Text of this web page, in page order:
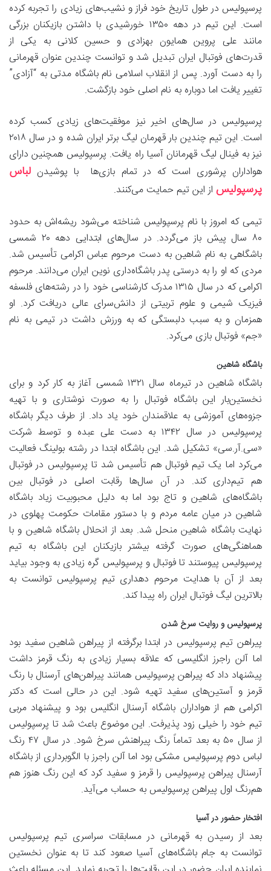
پرسپولیس در طول تاریخ خود فراز و نشیب‌های زیادی را تجربه کرده
است. این تیم در دهه ۱۳۵۰ خورشیدی با داشتن بازیکنان بزرگی
مانند علی پروین همایون بهزادی و حسین کلانی به یکی از
قدرت‌های فوتبال ایران تبدیل شد و توانست چندین عنوان قهرمانی
را به دست آورد. پس از انقلاب اسلامی نام باشگاه مدتی به “آزادی”
تغییر یافت اما دوباره به نام اصلی خود بازگشت.
پرسپولیس در سال‌های اخیر نیز موفقیت‌های زیادی کسب کرده
است. این تیم چندین بار قهرمان لیگ برتر ایران شده و در سال ۲۰۱۸
نیز به فینال لیگ قهرمانان آسیا راه یافت. پرسپولیس همچنین دارای
هواداران پرشوری است که در تمام بازی‌ها با پوشیدن لباس
پرسپولیس از این تیم حمایت می‌کنند.
تیمی که امروز با نام پرسپولیس شناخته می‌شود ریشه‌اش به حدود
۸۰ سال پیش باز می‌گردد. در سال‌های ابتدایی دهه ۲۰ شمسی
باشگاهی به نام شاهین به دست مرحوم عباس اکرامی تأسیس شد.
مردی که او را به درستی پدر باشگاه‌داری نوین ایران می‌دانند. مرحوم
اکرامی که در سال ۱۳۱۵ مدرک کارشناسی خود را در رشته‌های فلسفه
فیزیک شیمی و علوم تربیتی از دانش‌سرای عالی دریافت کرد. او
همزمان و به سبب دلبستگی که به ورزش داشت در تیمی به نام
«جم» فوتبال بازی می‌کرد.
باشگاه شاهین
باشگاه شاهین در تیرماه سال ۱۳۲۱ شمسی آغاز به کار کرد و برای
نخستین‌بار این باشگاه فوتبال را به صورت نوشتاری و با تهیه
جزوه‌های آموزشی به علاقمندان خود یاد داد. از طرف دیگر باشگاه
پرسپولیس در سال ۱۳۴۲ به دست علی عبده و توسط شرکت
«سی.آر.سی» تشکیل شد. این باشگاه ابتدا در رشته بولینگ فعالیت
می‌کرد اما یک تیم فوتبال هم تأسیس شد تا پرسپولیس در فوتبال
هم تیم‌داری کند. در آن سال‌ها رقابت اصلی در فوتبال بین
باشگاه‌های شاهین و تاج بود اما به دلیل محبوبیت زیاد باشگاه
شاهین در میان عامه مردم و با دستور مقامات حکومت پهلوی در
نهایت باشگاه شاهین منحل شد. بعد از انحلال باشگاه شاهین و با
هماهنگی‌های صورت گرفته بیشتر بازیکنان این باشگاه به تیم
پرسپولیس پیوستند تا فوتبال و پرسپولیس گره زیادی به وجود بیاید
بعد از آن با هدایت مرحوم دهداری تیم پرسپولیس توانست به
بالاترین لیگ فوتبال ایران راه پیدا کند.
پرسپولیس و روایت سرخ شدن
پیراهن تیم پرسپولیس در ابتدا برگرفته از پیراهن شاهین سفید بود
اما آلن راجرز انگلیسی که علاقه بسیار زیادی به رنگ قرمز داشت
پیشنهاد داد که پیراهن پرسپولیس همانند پیراهن‌های آرسنال با رنگ
قرمز و آستین‌های سفید تهیه شود. این در حالی است که دکتر
اکرامی هم از هواداران باشگاه آرسنال انگلیس بود و پیشنهاد مربی
تیم خود را خیلی زود پذیرفت. این موضوع باعث شد تا پرسپولیس
از سال ۵۰ به بعد تماماً رنگ‌ پیراهنش سرخ شود. در سال ۴۷ رنگ‌
لباس دوم پرسپولیس مشکی بود اما آلن راجرز با الگوبرداری از باشگاه
آرسنال پیراهن پرسپولیس را قرمز و سفید کرد که این رنگ هنوز هم
هم‌رنگ اول پیراهن پرسپولیس به حساب می‌آید.
افتخار حضور در آسیا
بعد از رسیدن به قهرمانی در مسابقات سراسری تیم پرسپولیس
توانست به جام باشگاه‌های آسیا صعود کند تا به عنوان نخستین